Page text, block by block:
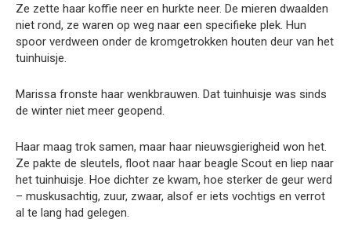
Ze zette haar koffie neer en hurkte neer. De mieren dwaalden
niet rond, ze waren op weg naar een specifieke plek. Hun
spoor verdween onder de kromgetrokken houten deur van het
tuinhuisje.
Marissa fronste haar wenkbrauwen. Dat tuinhuisje was sinds
de winter niet meer geopend.
Haar maag trok samen, maar haar nieuwsgierigheid won het.
Ze pakte de sleutels, floot naar haar beagle Scout en liep naar
het tuinhuisje. Hoe dichter ze kwam, hoe sterker de geur werd
– muskusachtig, zuur, zwaar, alsof er iets vochtigs en verrot
al te lang had gelegen.